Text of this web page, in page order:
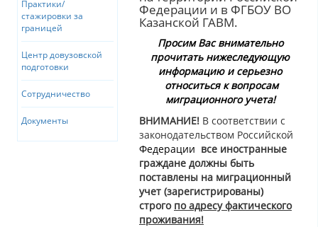
Практики/
стажировки за
границей
Центр довузовской
подготовки
Сотрудничество
Документы
Федерации и в ФГБОУ ВО
Казанской ГАВМ.
Просим Вас внимательно
прочитать нижеследующую
информацию и серьезно
относиться к вопросам
миграционного учета!
ВНИМАНИЕ! В соответствии с
законодательством Российской
Федерации все иностранные
граждане должны быть
поставлены на миграционный
учет (зарегистрированы)
строго по адресу фактического
проживания!